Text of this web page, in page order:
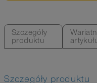
Szczegóły
produktu
Szczegóły produktu